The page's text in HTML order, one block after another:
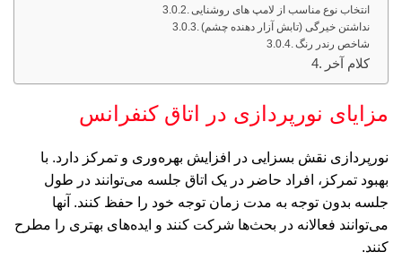
انتخاب نوع مناسب از لامپ‌ های روشنایی
نداشتن خیرگی (تابش آزار دهنده چشم)
شاخص رندر رنگ
کلام آخر
مزایای نور‌پردازی در اتاق کنفرانس
نورپردازی نقش بسزایی در افزایش بهره‌وری و تمرکز دارد. با
بهبود تمرکز، افراد حاضر در یک اتاق جلسه می‌توانند در طول
جلسه بدون توجه به مدت زمان توجه خود را حفظ کنند. آنها
می‌توانند فعالانه در بحث‌ها شرکت کنند و ایده‌های بهتری را مطرح
کنند.